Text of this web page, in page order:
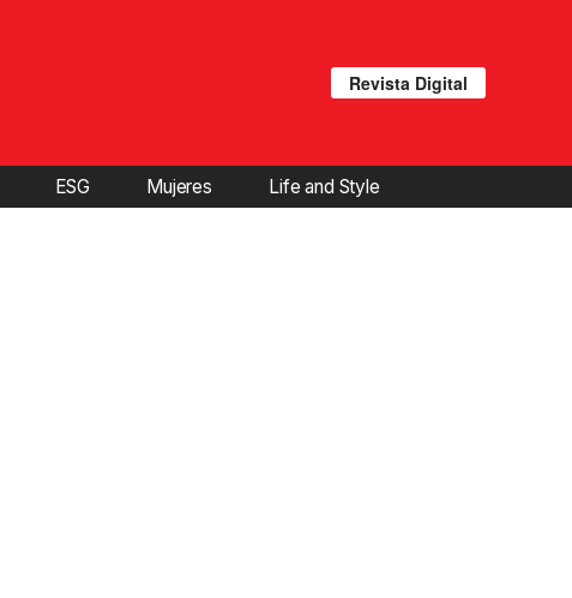
Revista Digital
ESG Mujeres Life and Style